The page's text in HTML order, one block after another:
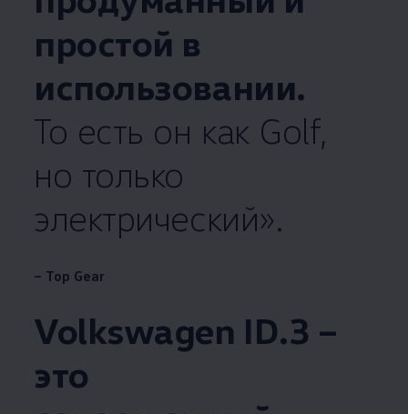
простой в
использовании.
То есть он как Golf,
но только
электрический».
– Top Gear
Volkswagen ID.3 –
это